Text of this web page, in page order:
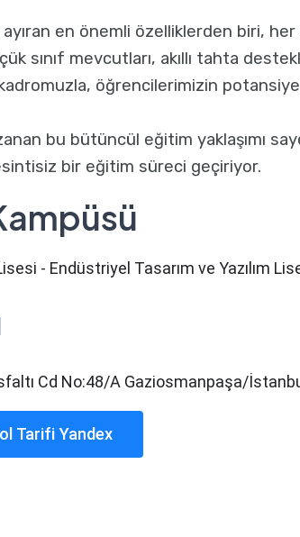
ayıran en önemli özelliklerden biri,
sınıf mevcutları, akıllı tahta
öğrencilerimizin
bu bütüncül eğitim yaklaşımı
bir eğitim süreci geçiriyor.
- Endüstriyel Tasarım ve Yazılım
Cd No:48/A Gaziosmanpaşa/
Tarifi Yandex